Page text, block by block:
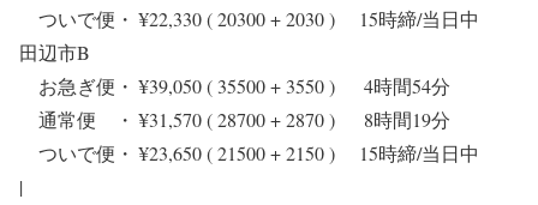
ついで便・ ¥22,330 ( 20300 + 2030 ) 15時締/当日中
田辺市B
お急ぎ便・ ¥39,050 ( 35500 + 3550 ) 4時間54分
通常便 ・ ¥31,570 ( 28700 + 2870 ) 8時間19分
ついで便・ ¥23,650 ( 21500 + 2150 ) 15時締/当日中
|